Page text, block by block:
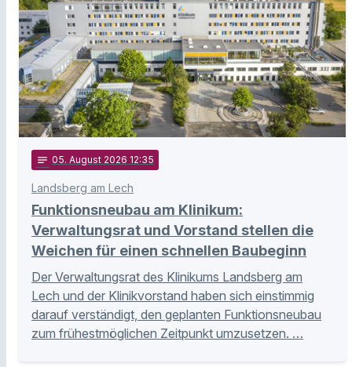
notes 05. August 2026 12:35
Landsberg am Lech
Funktionsneubau am Klinikum:
Verwaltungsrat und Vorstand stellen die
Weichen für einen schnellen Baubeginn
Der Verwaltungsrat des Klinikums Landsberg am
Lech und der Klinikvorstand haben sich einstimmig
darauf verständigt, den geplanten Funktionsneubau
zum frühestmöglichen Zeitpunkt umzusetzen. …